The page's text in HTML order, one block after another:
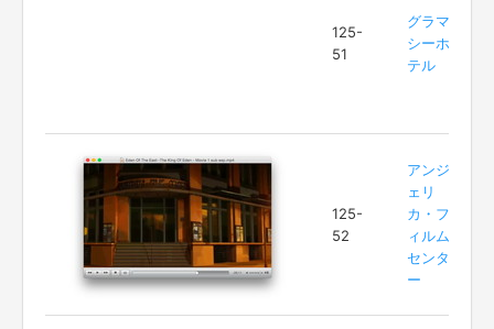
125-
51
グラマ
シーホ
テル
125-
52
アンジ
ェリ
カ・フ
ィルム
センタ
ー